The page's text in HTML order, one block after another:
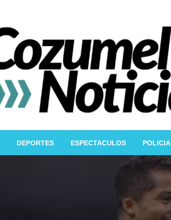
DEPORTES ESPECTACULOS POLICIA